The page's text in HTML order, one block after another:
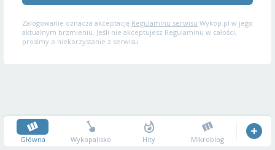
Zalogowanie oznacza akceptację Regulaminu serwisu Wykop.pl w jego
aktualnym brzmieniu. Jeśli nie akceptujesz Regulaminu w całości,
prosimy o niekorzystanie z serwisu.
Główna Wykopalisko Hity Mikroblog